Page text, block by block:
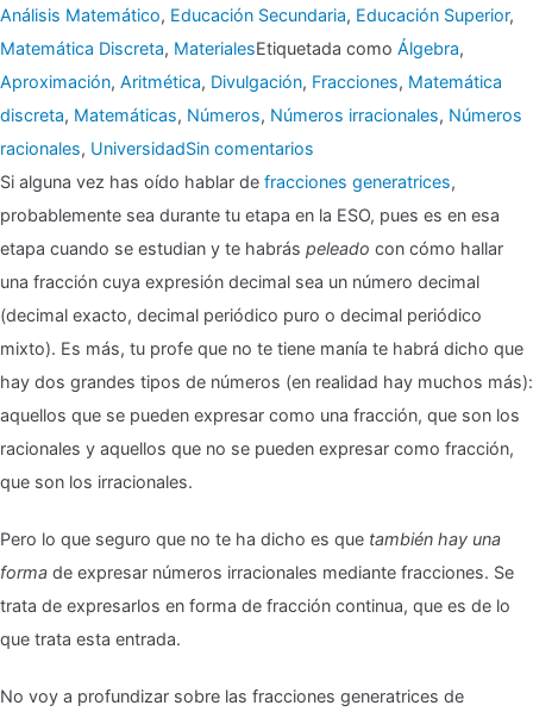
Análisis Matemático, Educación Secundaria, Educación Superior,
Matemática Discreta, MaterialesEtiquetada como Álgebra,
Aproximación, Aritmética, Divulgación, Fracciones, Matemática
discreta, Matemáticas, Números, Números irracionales, Números
racionales, UniversidadSin comentarios
Fracción
continua
¿En
serio?
¿Qué
es
eso?
Si alguna vez has oído hablar de fracciones generatrices,
probablemente sea durante tu etapa en la ESO, pues es en esa
etapa cuando se estudian y te habrás peleado con cómo hallar
una fracción cuya expresión decimal sea un número decimal
(decimal exacto, decimal periódico puro o decimal periódico
mixto). Es más, tu profe que no te tiene manía te habrá dicho que
hay dos grandes tipos de números (en realidad hay muchos más):
aquellos que se pueden expresar como una fracción, que son los
racionales y aquellos que no se pueden expresar como fracción,
que son los irracionales.
Pero lo que seguro que no te ha dicho es que también hay una
forma de expresar números irracionales mediante fracciones. Se
trata de expresarlos en forma de fracción continua, que es de lo
que trata esta entrada.
No voy a profundizar sobre las fracciones generatrices de